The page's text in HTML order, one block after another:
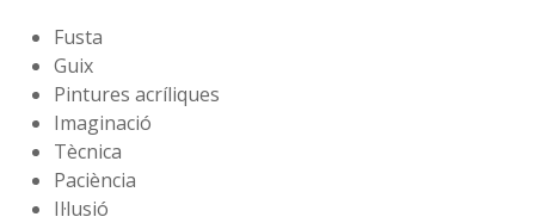
Fusta
⁠Guix
⁠Pintures acríliques
⁠Imaginació
⁠Tècnica
⁠Paciència
⁠Il·lusió